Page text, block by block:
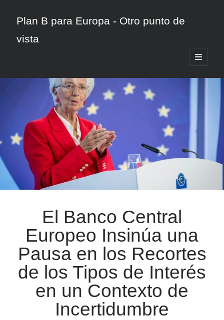
Plan B para Europa - Otro punto de
vista
abrir
menú
Barra
lateral
Categorías
Jornadas Febrero
Noticias
Varios
El Banco Central
Europeo Insinúa una
Pausa en los Recortes
de los Tipos de Interés
en un Contexto de
Incertidumbre